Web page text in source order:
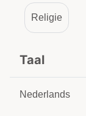
Religie
Taal
Nederlands